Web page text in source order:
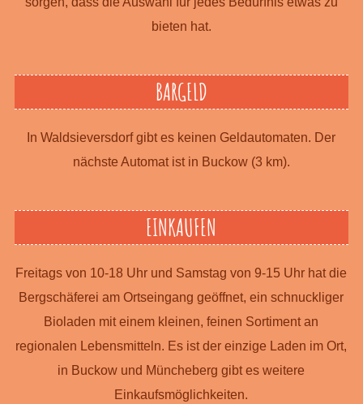
bieten hat.
BARGELD
In Waldsieversdorf gibt es keinen Geldautomaten. Der
nächste Automat ist in Buckow (3 km).
EINKAUFEN
Freitags von 10-18 Uhr und Samstag von 9-15 Uhr hat die
Bergschäferei am Ortseingang geöffnet, ein schnuckliger
Bioladen mit einem kleinen, feinen Sortiment an
regionalen Lebensmitteln. Es ist der einzige Laden im Ort,
in Buckow und Müncheberg gibt es weitere
Einkaufsmöglichkeiten.